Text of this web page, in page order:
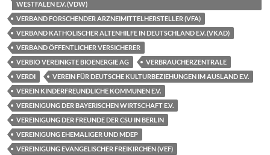
WESTFALEN E.V. (VDW)
VERBAND FORSCHENDER ARZNEIMITTELHERSTELLER (VFA)
VERBAND KATHOLISCHER ALTENHILFE IN DEUTSCHLAND E.V. (VKAD)
VERBAND ÖFFENTLICHER VERSICHERER
VERBIO VEREINIGTE BIOENERGIE AG
VERBRAUCHERZENTRALE
VERDI
VEREIN FÜR DEUTSCHE KULTURBEZIEHUNGEN IM AUSLAND E.V.
VEREIN KINDERFREUNDLICHE KOMMUNEN E.V.
VEREINIGUNG DER BAYERISCHEN WIRTSCHAFT E.V.
VEREINIGUNG DER FREUNDE DER CSU IN BERLIN
VEREINIGUNG EHEMALIGER UND MDEP
VEREINIGUNG EVANGELISCHER FREIKIRCHEN (VEF)